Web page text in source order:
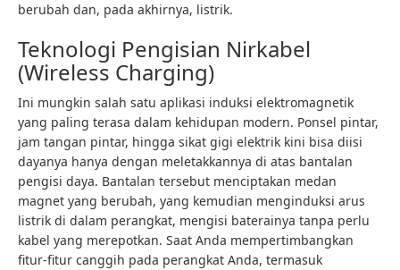
berubah dan, pada akhirnya, listrik.
Teknologi Pengisian Nirkabel
(Wireless Charging)
Ini mungkin salah satu aplikasi induksi elektromagnetik
yang paling terasa dalam kehidupan modern. Ponsel pintar,
jam tangan pintar, hingga sikat gigi elektrik kini bisa diisi
dayanya hanya dengan meletakkannya di atas bantalan
pengisi daya. Bantalan tersebut menciptakan medan
magnet yang berubah, yang kemudian menginduksi arus
listrik di dalam perangkat, mengisi baterainya tanpa perlu
kabel yang merepotkan. Saat Anda mempertimbangkan
fitur-fitur canggih pada perangkat Anda, termasuk